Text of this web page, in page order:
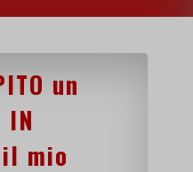
un
IN
il mio